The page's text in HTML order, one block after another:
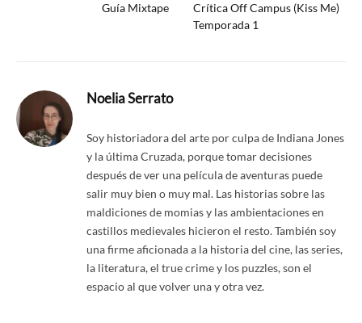
Guía Mixtape
Crítica Off Campus (Kiss Me)
Temporada 1
Noelia Serrato
Soy historiadora del arte por culpa de Indiana Jones
y la última Cruzada, porque tomar decisiones
después de ver una película de aventuras puede
salir muy bien o muy mal. Las historias sobre las
maldiciones de momias y las ambientaciones en
castillos medievales hicieron el resto. También soy
una firme aficionada a la historia del cine, las series,
la literatura, el true crime y los puzzles, son el
espacio al que volver una y otra vez.